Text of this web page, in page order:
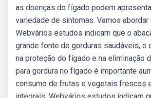
as doenças do fígado podem
variedade de sintomas. Vamos abordar
Webvários estudos indicam que o
grande fonte de gorduras saudáveis, o
na proteção do fígado e na eliminação
para gordura no fígado é importante
consumo de frutas e vegetais frescos